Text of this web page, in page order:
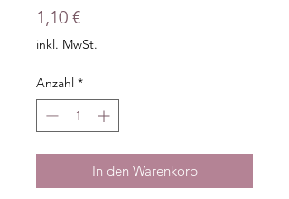
1,10 €Preis
inkl. MwSt.
Anzahl *
In den Warenkorb